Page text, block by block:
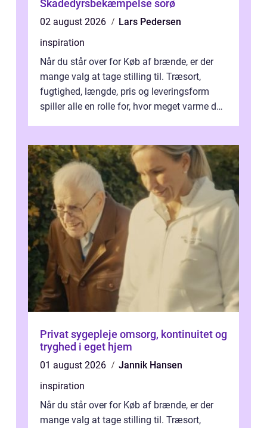
Skadedyrsbekæmpelse sorø
02 august 2026
Lars Pedersen
inspiration
Når du står over for Køb af brænde, er der
mange valg at tage stilling til. Træsort,
fugtighed, længde, pris og leveringsform
spiller alle en rolle for, hvor meget varme du
Privat sygepleje omsorg, kontinuitet og
tryghed i eget hjem
01 august 2026
Jannik Hansen
inspiration
Når du står over for Køb af brænde, er der
mange valg at tage stilling til. Træsort,